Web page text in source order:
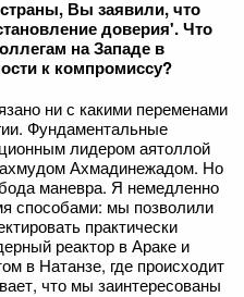
Вы заявили, что
доверия'. Что
на Западе в
к компромиссу?
ни с какими переменами
Фундаментальные
лидером аятоллой
Ахмадинежадом. Но
маневра. Я немедленно
способами: мы позволили
практически
реактор в Араке и
в Натанзе, где происходит
что мы заинтересованы